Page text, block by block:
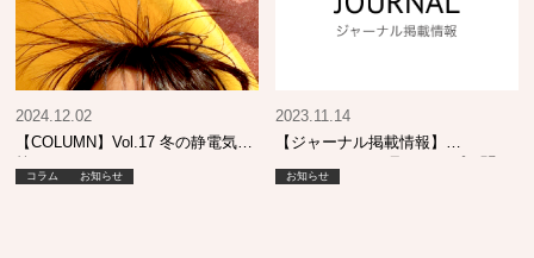
【COLUMN】Vol.17 冬の静電気対
策
2024.12.02
コラム お知らせ
【ジャーナル掲載情報】
SHINBIYO 12月号 トップに聞
く！
2023.11.14
お知らせ